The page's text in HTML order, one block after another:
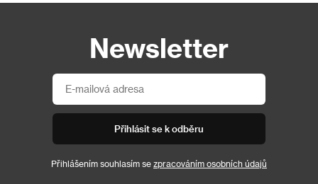
Newsletter
Přihlásit se k odběru
Přihlášením souhlasím se zpracováním osobních údajů